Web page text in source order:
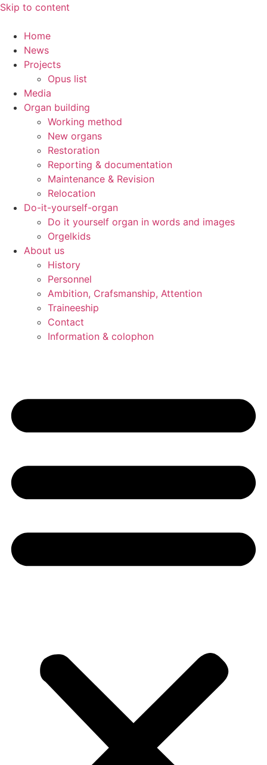
Skip to content
Home
News
Projects
Opus list
Media
Organ building
Working method
New organs
Restoration
Reporting & documentation
Maintenance & Revision
Relocation
Do-it-yourself-organ
Do it yourself organ in words and images
Orgelkids
About us
History
Personnel
Ambition, Crafsmanship, Attention
Traineeship
Contact
Information & colophon